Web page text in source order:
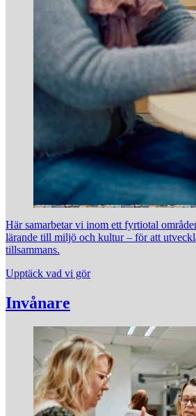
Här samarbetar vi inom ett fyrtiotal
lärande till miljö och kultur – för att
tillsammans.
Upptäck vad vi gör
Invånare